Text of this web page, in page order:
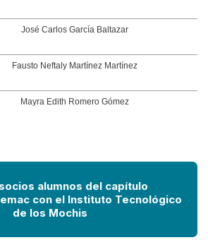
José Carlos García Baltazar
Fausto Neftaly Martínez Martínez
Mayra Edith Romero Gómez
alumnos del capítulo
con el Instituto Tecnológico
de los Mochis